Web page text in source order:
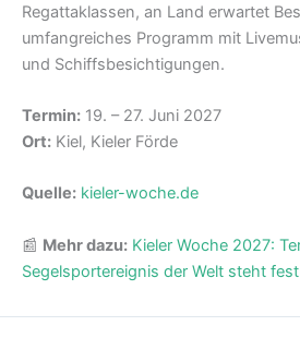
Regattaklassen, an Land erwartet
umfangreiches Programm mit
und Schiffsbesichtigungen.
Termin: 19. – 27. Juni 2027
Ort: Kiel, Kieler Förde
Quelle: kieler-woche.de
📰 Mehr dazu: Kieler Woche 2027:
Segelsportereignis der Welt steht fest